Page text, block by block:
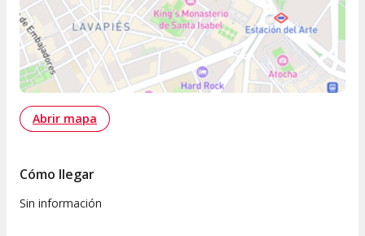
Abrir mapa
Cómo llegar
Sin información